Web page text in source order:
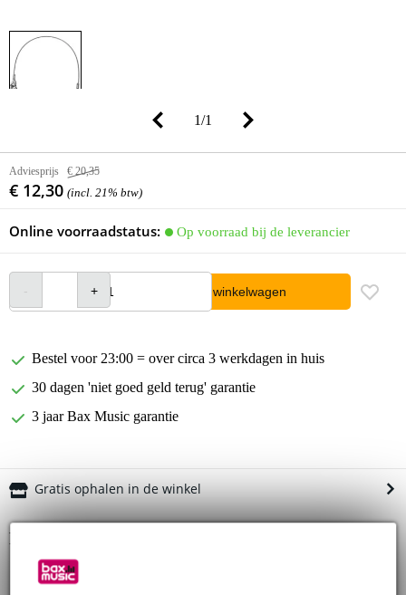
1/1
Adviesprijs € 20,35
€ 12,30 (incl. 21% btw)
Online voorraadstatus: Op voorraad bij de leverancier
In winkelwagen
Bestel voor 23:00 = over circa 3 werkdagen in huis
30 dagen 'niet goed geld terug' garantie
3 jaar Bax Music garantie
Gratis ophalen in de winkel
Productinformatie
Eurolite safetykabel